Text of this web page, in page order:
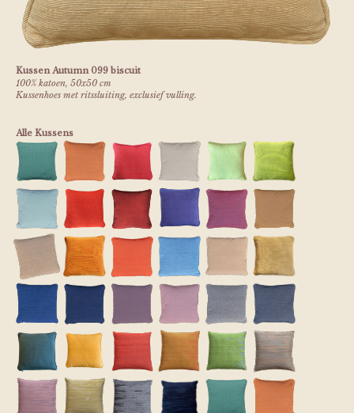
Kussen Autumn 099 biscuit
100% katoen, 50x50 cm
Kussenhoes met ritssluiting, exclusief vulling.
Alle Kussens